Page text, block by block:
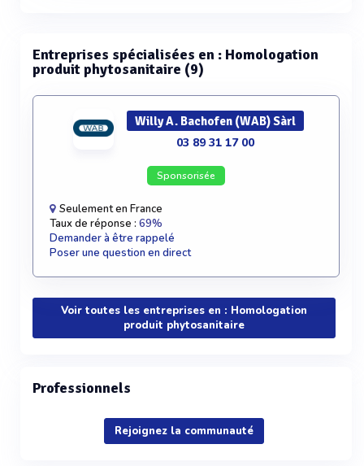
Entreprises spécialisées en : Homologation
produit phytosanitaire (9)
Willy A. Bachofen (WAB) Sàrl
03 89 31 17 00
Sponsorisée
Seulement en France
Taux de réponse : 69%
Demander à être rappelé
Poser une question en direct
Voir toutes les entreprises en : Homologation
produit phytosanitaire
Professionnels
Rejoignez la communauté